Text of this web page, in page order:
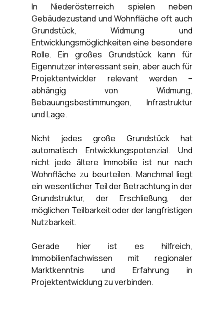
In Niederösterreich spielen neben
Gebäudezustand und Wohnfläche oft auch
Grundstück, Widmung und
Entwicklungsmöglichkeiten eine besondere
Rolle. Ein großes Grundstück kann für
Eigennutzer interessant sein, aber auch für
Projektentwickler relevant werden –
abhängig von Widmung,
Bebauungsbestimmungen, Infrastruktur
und Lage.
Nicht jedes große Grundstück hat
automatisch Entwicklungspotenzial. Und
nicht jede ältere Immobilie ist nur nach
Wohnfläche zu beurteilen. Manchmal liegt
ein wesentlicher Teil der Betrachtung in der
Grundstruktur, der Erschließung, der
möglichen Teilbarkeit oder der langfristigen
Nutzbarkeit.
Gerade hier ist es hilfreich,
Immobilienfachwissen mit regionaler
Marktkenntnis und Erfahrung in
Projektentwicklung zu verbinden.